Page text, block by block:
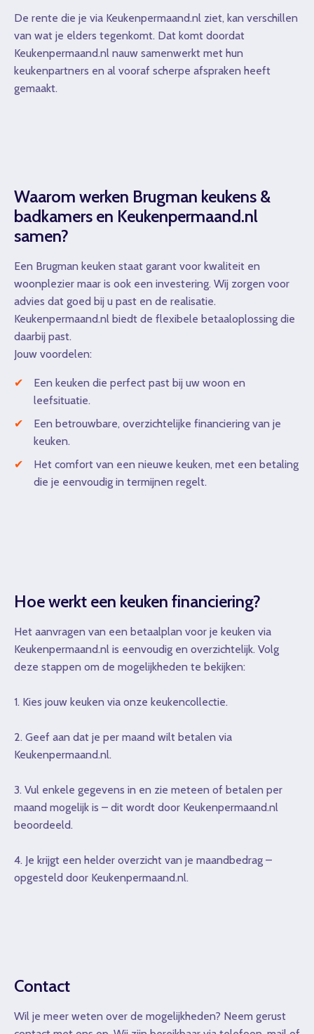
De rente die je via Keukenpermaand.nl ziet, kan verschillen
van wat je elders tegenkomt. Dat komt doordat
Keukenpermaand.nl nauw samenwerkt met hun
keukenpartners en al vooraf scherpe afspraken heeft
gemaakt.
Waarom werken Brugman keukens &
badkamers en Keukenpermaand.nl
samen?
Een Brugman keuken staat garant voor kwaliteit en
woonplezier maar is ook een investering. Wij zorgen voor
advies dat goed bij u past en de realisatie.
Keukenpermaand.nl biedt de flexibele betaaloplossing die
daarbij past.
Jouw voordelen:
Een keuken die perfect past bij uw woon en
leefsituatie.
Een betrouwbare, overzichtelijke financiering van je
keuken.
Het comfort van een nieuwe keuken, met een betaling
die je eenvoudig in termijnen regelt.
Hoe werkt een keuken financiering?
Het aanvragen van een betaalplan voor je keuken via
Keukenpermaand.nl is eenvoudig en overzichtelijk. Volg
deze stappen om de mogelijkheden te bekijken:
1. Kies jouw keuken via onze keukencollectie.
2. Geef aan dat je per maand wilt betalen via
Keukenpermaand.nl.
3. Vul enkele gegevens in en zie meteen of betalen per
maand mogelijk is – dit wordt door Keukenpermaand.nl
beoordeeld.
4. Je krijgt een helder overzicht van je maandbedrag –
opgesteld door Keukenpermaand.nl.
Contact
Wil je meer weten over de mogelijkheden? Neem gerust